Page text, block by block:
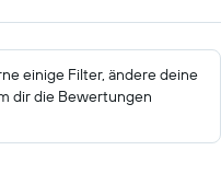
einige Filter, ändere deine
dir die Bewertungen